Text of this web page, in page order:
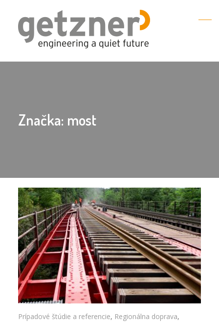
Značka: most
most
Prípadové štúdie a referencie, Regionálna doprava,